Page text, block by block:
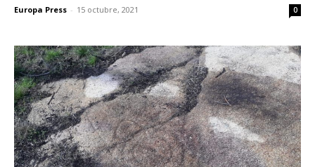
Europa Press - 15 octubre, 2021 0